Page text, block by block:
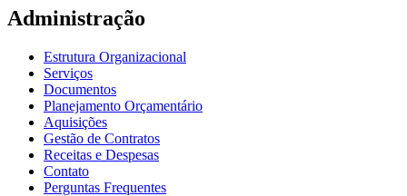
Administração
Estrutura Organizacional
Serviços
Documentos
Planejamento Orçamentário
Aquisições
Gestão de Contratos
Receitas e Despesas
Contato
Perguntas Frequentes